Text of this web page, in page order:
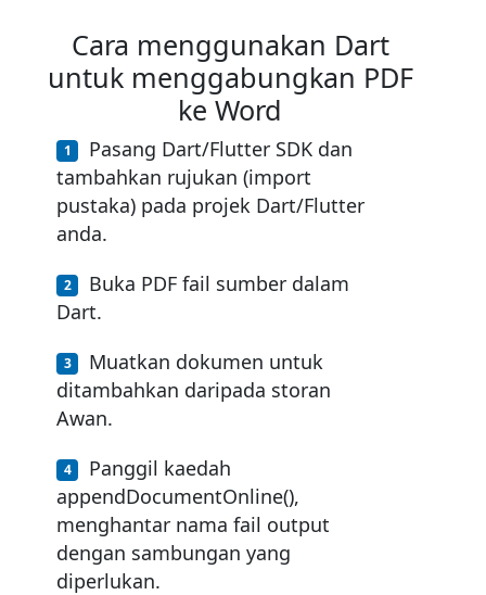
Cara menggunakan Dart
untuk menggabungkan PDF
ke Word
Pasang Dart/Flutter SDK dan
tambahkan rujukan (import
pustaka) pada projek Dart/Flutter
anda.
Buka PDF fail sumber dalam
Dart.
Muatkan dokumen untuk
ditambahkan daripada storan
Awan.
Panggil kaedah
appendDocumentOnline(),
menghantar nama fail output
dengan sambungan yang
diperlukan.